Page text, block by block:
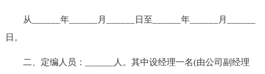
从______年______月______日至______年______月______
日。
二、定编人员：______人。其中设经理一名(由公司副经理